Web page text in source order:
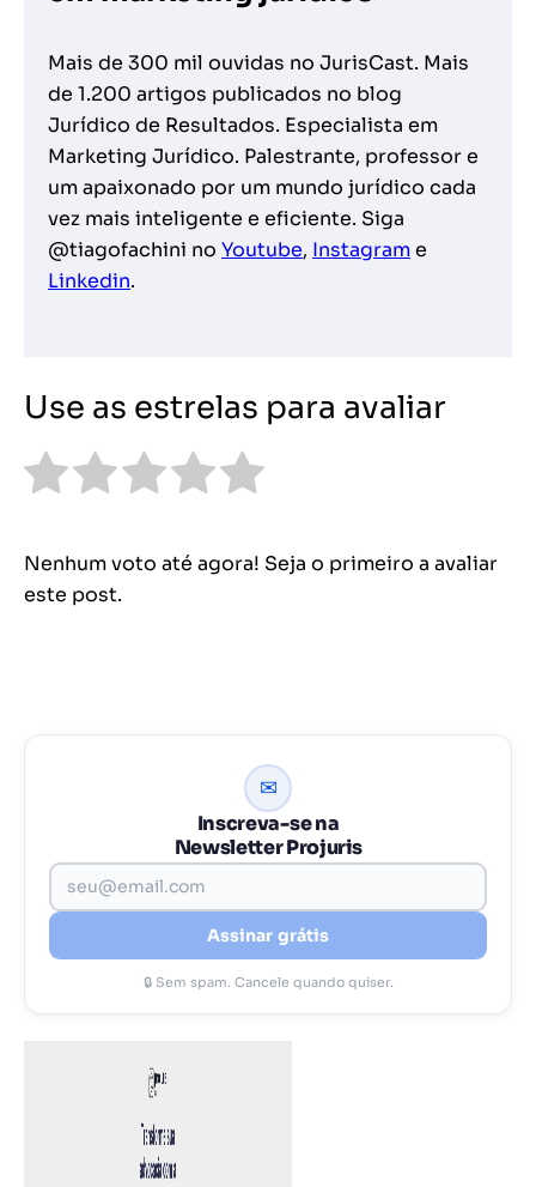
Mais de 300 mil ouvidas no JurisCast. Mais
de 1.200 artigos publicados no blog
Jurídico de Resultados. Especialista em
Marketing Jurídico. Palestrante, professor e
um apaixonado por um mundo jurídico cada
vez mais inteligente e eficiente. Siga
@tiagofachini no Youtube, Instagrame
Linkedin.
Use as estrelas para avaliar
Nenhum voto até agora! Seja o primeiro a avaliar
este post.
✉
Inscreva-se na
Newsletter Projuris
Assinar grátis
🔒 Sem spam. Cancele quando quiser.